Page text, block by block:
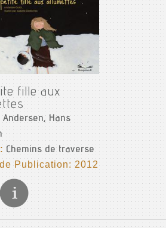
fille aux
Andersen, Hans
Chemins de traverse
Publication: 2012